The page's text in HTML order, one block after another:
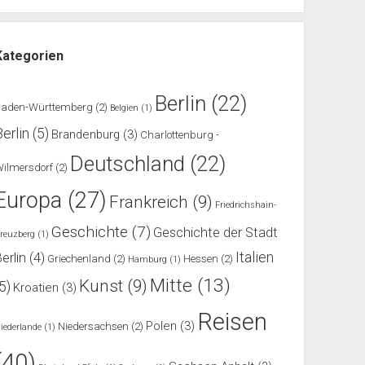
Württemberg (2) Belgien (1) Berlin (22)
(5) Brandenburg (3) Charlottenburg -
(2) Deutschland (22)
(27) Frankreich (9) Friedrichshain-
(1) Geschichte (7) Geschichte der Stadt
(4) Griechenland (2) Hamburg (1) Hessen (2) Italien
Kroatien (3) Kunst (9) Mitte (13)
(1) Niedersachsen (2) Polen (3) Reisen